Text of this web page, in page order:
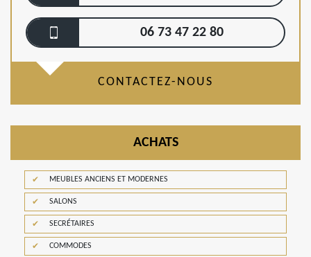
06 73 47 22 80
CONTACTEZ-NOUS
ACHATS
MEUBLES ANCIENS ET MODERNES
SALONS
SECRÉTAIRES
COMMODES